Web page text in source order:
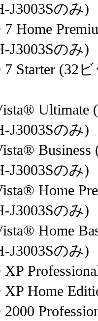
J3003Sのみ)
Home
J3003Sのみ)
7 Starter (32
Ultimate
J3003Sのみ)
J3003Sのみ)
Home
J3003Sのみ)
Home
J3003Sのみ)
Home